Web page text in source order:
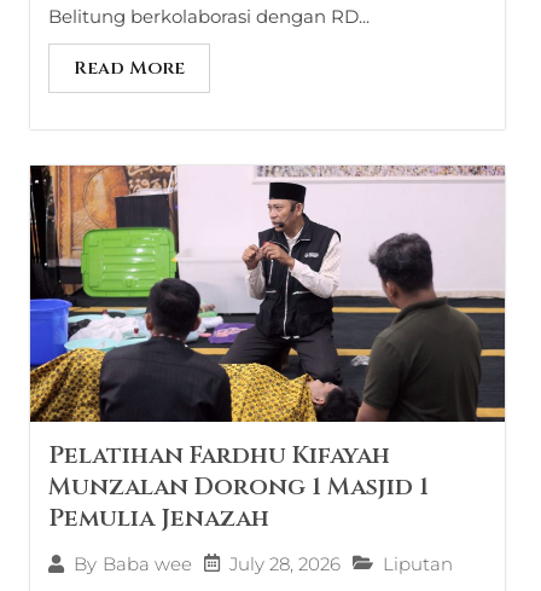
Belitung berkolaborasi dengan RD...
Read More
Pelatihan Fardhu Kifayah
Munzalan Dorong 1 Masjid 1
Pemulia Jenazah
By Baba wee July 28, 2026
Liputan